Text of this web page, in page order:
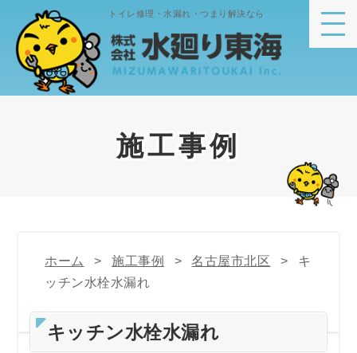
トイレ修理・水漏れ・つまり解決なら
施工事例
ホーム 施工事例 名古屋市北区
キ
ッチン水栓水漏れ
キッチン水栓水漏れ